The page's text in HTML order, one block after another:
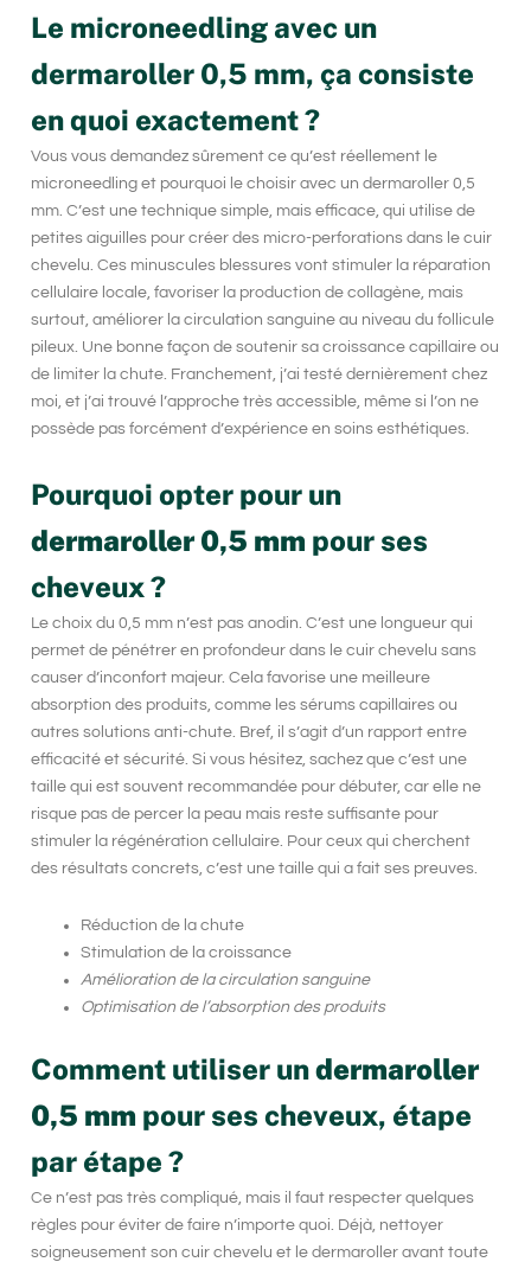
Le microneedling avec un
dermaroller 0,5 mm, ça consiste
en quoi exactement ?
Vous vous demandez sûrement ce qu’est réellement le
microneedling et pourquoi le choisir avec un dermaroller 0,5
mm . C’est une technique simple, mais efficace, qui utilise de
petites aiguilles pour créer des micro-perforations dans le cuir
chevelu. Ces minuscules blessures vont stimuler la réparation
cellulaire locale, favoriser la production de collagène, mais
surtout, améliorer la circulation sanguine au niveau du follicule
pileux. Une bonne façon de soutenir sa croissance capillaire ou
de limiter la chute. Franchement, j’ai testé dernièrement chez
moi, et j’ai trouvé l’approche très accessible, même si l’on ne
possède pas forcément d’expérience en soins esthétiques.
Pourquoi opter pour un
dermaroller 0,5 mm pour ses
cheveux ?
Le choix du 0,5 mm n’est pas anodin. C’est une longueur qui
permet de pénétrer en profondeur dans le cuir chevelu sans
causer d’inconfort majeur. Cela favorise une meilleure
absorption des produits, comme les sérums capillaires ou
autres solutions anti-chute. Bref, il s’agit d’un rapport entre
efficacité et sécurité. Si vous hésitez, sachez que c’est une
taille qui est souvent recommandée pour débuter, car elle ne
risque pas de percer la peau mais reste suffisante pour
stimuler la régénération cellulaire. Pour ceux qui cherchent
des résultats concrets, c’est une taille qui a fait ses preuves.
Réduction de la chute
Stimulation de la croissance
Amélioration de la circulation sanguine
Optimisation de l’absorption des produits
Comment utiliser undermaroller
0,5 mm pour ses cheveux, étape
par étape ?
Ce n’est pas très compliqué, mais il faut respecter quelques
règles pour éviter de faire n’importe quoi. Déjà, nettoyer
soigneusement son cuir chevelu et le dermaroller avant toute